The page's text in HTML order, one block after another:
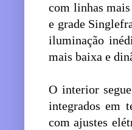
com linhas
e grade
iluminação
mais baixa e
O interior
integrados em
com ajustes